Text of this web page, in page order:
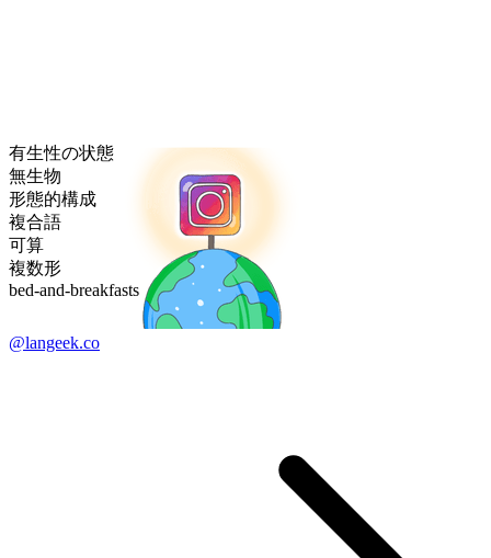
有生性の状態
無生物
形態的構成
複合語
可算
複数形
bed-and-breakfasts
@langeek.co